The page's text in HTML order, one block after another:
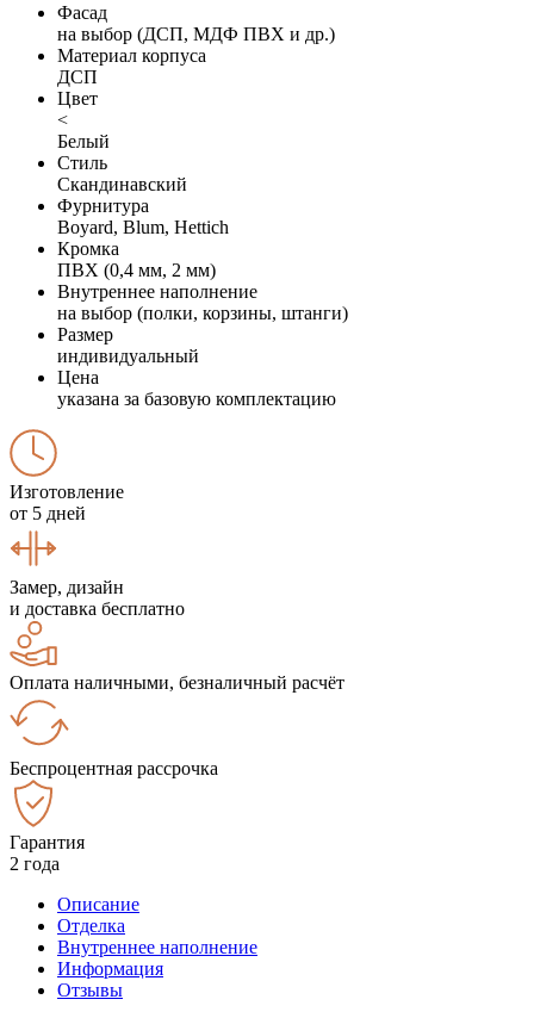
Фасад
на выбор (ДСП, МДФ ПВХ и др.)
Материал корпуса
ДСП
Цвет
<
Белый
Стиль
Скандинавский
Фурнитура
Boyard, Blum, Hettich
Кромка
ПВХ (0,4 мм, 2 мм)
Внутреннее наполнение
на выбор (полки, корзины, штанги)
Размер
индивидуальный
Цена
указана за базовую комплектацию
Изготовление
от 5 дней
Замер, дизайн
и доставка бесплатно
Оплата наличными, безналичный расчёт
Беспроцентная рассрочка
Гарантия
2 года
Описание
Отделка
Внутреннее наполнение
Информация
Отзывы